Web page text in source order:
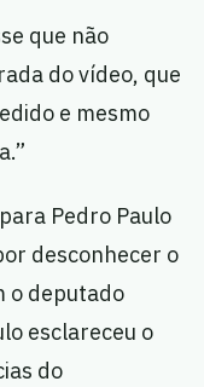
que não
do vídeo, que
e mesmo
Pedro Paulo
desconhecer o
o deputado
esclareceu o
do